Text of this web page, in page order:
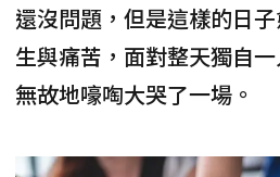
還沒問題，但是這樣的日
生與痛苦，面對整天獨自
無故地嚎啕大哭了一場。